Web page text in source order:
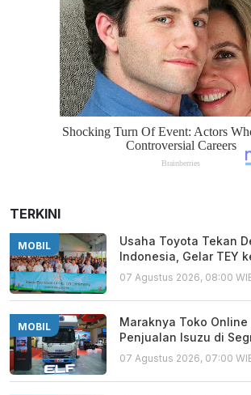
TERKINI
MOBIL
Usaha Toyota Tekan
Indonesia, Gelar TEY
07 Agustus 2026, 08:00
MOBIL
Maraknya Toko Online
Penjualan Isuzu di
07 Agustus 2026, 07:00